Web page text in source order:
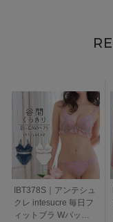
IBT378S｜アンテシュ
クレ intesucre 毎日フ
ィットブラ Wパッド